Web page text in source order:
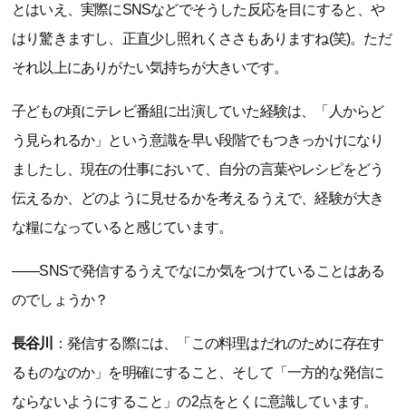
とはいえ、実際にSNSなどでそうした反応を目にすると、や
はり驚きますし、正直少し照れくささもありますね(笑)。ただ
それ以上にありがたい気持ちが大きいです。
子どもの頃にテレビ番組に出演していた経験は、「人からど
う見られるか」という意識を早い段階でもつきっかけになり
ましたし、現在の仕事において、自分の言葉やレシピをどう
伝えるか、どのように見せるかを考えるうえで、経験が大き
な糧になっていると感じています。
――SNSで発信するうえでなにか気をつけていることはある
のでしょうか？
長谷川
：発信する際には、「この料理はだれのために存在す
るものなのか」を明確にすること、そして「一方的な発信に
ならないようにすること」の2点をとくに意識しています。